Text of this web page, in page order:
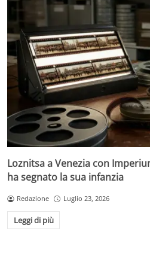
Loznitsa a Venezia con
ha segnato la sua infanzia
Redazione Luglio 23, 2026
Leggi di più